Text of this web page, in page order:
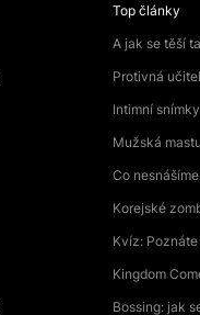
Top články
A jak se těší
Protivná
Intimní
Mužská
Co
Korejské
Kvíz:
Kingdom
Bossing: jak